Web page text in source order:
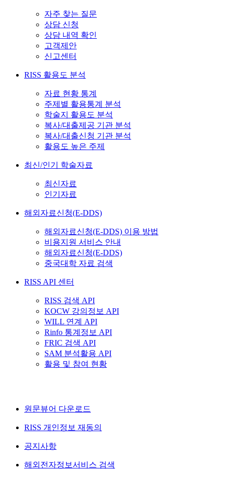
자주 찾는 질문
상담 신청
상담 내역 확인
고객제안
신고센터
RISS 활용도 분석
자료 현황 통계
주제별 활용통계 분석
학술지 활용도 분석
복사/대출제공 기관 분석
복사/대출신청 기관 분석
활용도 높은 주제
최신/인기 학술자료
최신자료
인기자료
해외자료신청(E-DDS)
해외자료신청(E-DDS) 이용 방법
비용지원 서비스 안내
해외자료신청(E-DDS)
중국대학 자료 검색
RISS API 센터
RISS 검색 API
KOCW 강의정보 API
WILL 연계 API
Rinfo 통계정보 API
FRIC 검색 API
SAM 분석활용 API
활용 및 참여 현황
원문뷰어 다운로드
RISS 개인정보 재동의
공지사항
해외전자정보서비스 검색